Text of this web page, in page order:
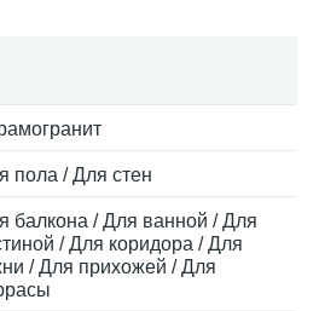
пола / Для стен
балкона / Для ванной / Для
/ Для коридора / Для
/ Для прихожей / Для